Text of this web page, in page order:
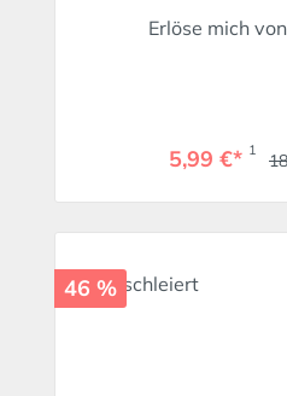
Erlöse mich
5,99 €* 1
46 %